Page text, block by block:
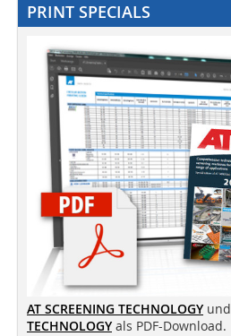
PRINT SPECIALS
AT SCREENING TECHNOLOGY und
TECHNOLOGY als PDF-Download.